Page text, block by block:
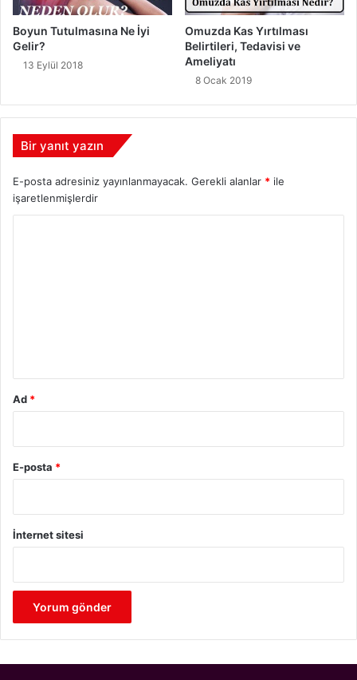
Boyun Tutulmasına Ne İyi
Gelir?
13 Eylül 2018
Omuzda Kas Yırtılması
Belirtileri, Tedavisi ve
Ameliyatı
8 Ocak 2019
Bir yanıt yazın
E-posta adresiniz yayınlanmayacak. Gerekli alanlar * ile
işaretlenmişlerdir
Ad *
E-posta *
İnternet sitesi